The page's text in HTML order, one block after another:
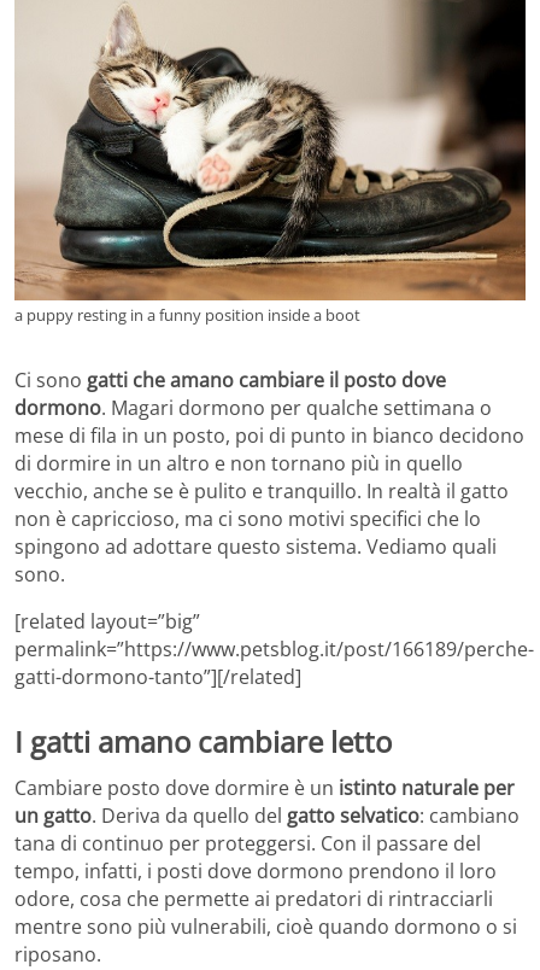
a puppy resting in a funny position inside a boot
Ci sono gatti che amano cambiare il posto dove
dormono. Magari dormono per qualche settimana o
mese di fila in un posto, poi di punto in bianco decidono
di dormire in un altro e non tornano più in quello
vecchio, anche se è pulito e tranquillo. In realtà il gatto
non è capriccioso, ma ci sono motivi specifici che lo
spingono ad adottare questo sistema. Vediamo quali
sono.
[related layout=”big”
permalink=”https://www.petsblog.it/post/166189/perche-
gatti-dormono-tanto”][/related]
I gatti amano cambiare letto
Cambiare posto dove dormire è un istinto naturale per
un gatto. Deriva da quello del gatto selvatico: cambiano
tana di continuo per proteggersi. Con il passare del
tempo, infatti, i posti dove dormono prendono il loro
odore, cosa che permette ai predatori di rintracciarli
mentre sono più vulnerabili, cioè quando dormono o si
riposano.